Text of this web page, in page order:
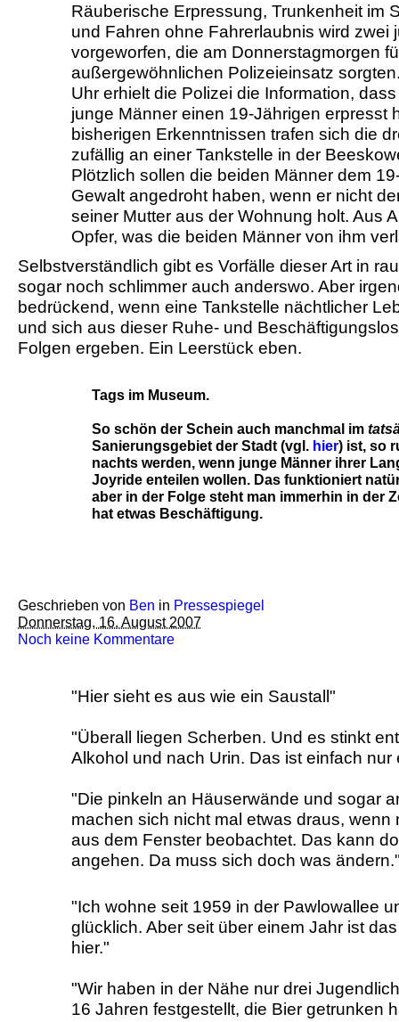
Räuberische Erpressung, Trunkenheit im
und Fahren ohne Fahrerlaubnis wird zwei
vorgeworfen, die am Donnerstagmorgen
außergewöhnlichen Polizeieinsatz
Uhr erhielt die Polizei die Information,
junge Männer einen 19-Jährigen erpresst
bisherigen Erkenntnissen trafen sich die
zufällig an einer Tankstelle in der
Plötzlich sollen die beiden Männer dem
Gewalt angedroht haben, wenn er nicht
seiner Mutter aus der Wohnung holt. Aus
Opfer, was die beiden Männer von ihm
Selbstverständlich gibt es Vorfälle dieser Art in
sogar noch schlimmer auch anderswo. Aber
bedrückend, wenn eine Tankstelle nächtlicher
und sich aus dieser Ruhe- und
Folgen ergeben. Ein Leerstück eben.
Tags im Museum.
So schön der Schein auch manchmal im
Sanierungsgebiet der Stadt (vgl. hier) ist, so
nachts werden, wenn junge Männer ihrer
Joyride enteilen wollen. Das funktioniert
aber in der Folge steht man immerhin in der
hat etwas Beschäftigung.
Geschrieben von Ben in Pressespiegel
Donnerstag, 16. August 2007
Noch keine Kommentare
"Hier sieht es aus wie ein Saustall"
"Überall liegen Scherben. Und es stinkt
Alkohol und nach Urin. Das ist einfach nur
"Die pinkeln an Häuserwände und sogar
machen sich nicht mal etwas draus, wenn
aus dem Fenster beobachtet. Das kann
angehen. Da muss sich doch was
"Ich wohne seit 1959 in der Pawlow­allee
glücklich. Aber seit über einem Jahr ist
hier."
"Wir haben in der Nähe nur drei
16 Jahren festgestellt, die Bier getrunken